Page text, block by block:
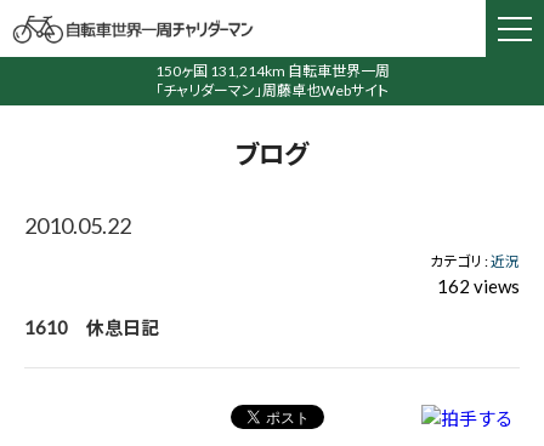
150ヶ国 131,214km 自転車世界一周
「チャリダーマン」周藤卓也Webサイト
ブログ
2010.05.22
カテゴリ :近況
162 views
1610 休息日記